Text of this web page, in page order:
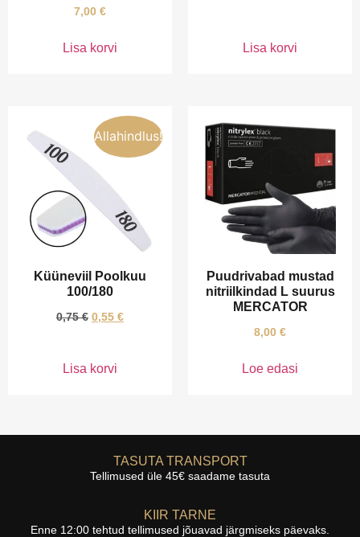
7,00 €
Lisa korvi Lisa korvi
Allahindlus!
Küüneviil Poolkuu
100/180
0,75€ 0,55 €
Lisa korvi
Puudrivabad mustad
nitriilkindad L suurus
MERCATOR
8,00 €
Loe edasi
TASUTA TRANSPORT
Tellimused üle 45€ saadame tasuta
KIIR TARNE
Enne 12:00 tehtud tellimused jõuavad järgmiseks päevaks.